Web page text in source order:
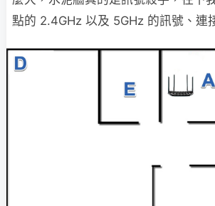
點的 2.4GHz 以及 5GHz 的訊號、連